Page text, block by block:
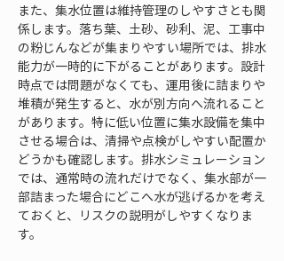
また、集水位置は維持管理のしやすさとも関
係します。落ち葉、土砂、砂利、泥、工事中
の粉じんなどが集まりやすい場所では、排水
能力が一時的に下がることがあります。設計
時点では問題がなくても、運用後に詰まりや
堆積が発生すると、水が別方向へ流れること
があります。特に低い位置に集水設備を集中
させる場合は、清掃や点検がしやすい配置か
どうかも確認します。排水シミュレーション
では、通常時の流れだけでなく、集水部が一
部詰まった場合にどこへ水が逃げるかを考え
ておくと、リスクの説明がしやすくなりま
す。